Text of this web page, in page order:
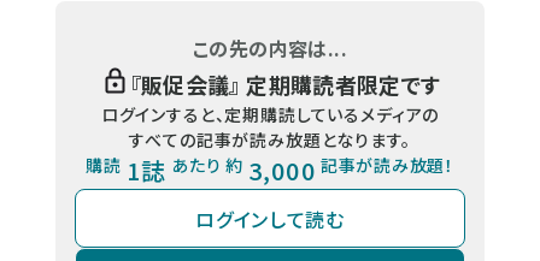
この先の内容は...
『販促会議』 定期購読者限定です
ログインすると、定期購読しているメディアの
すべての記事が読み放題となります。
購読 1誌 あたり 約 3,000 記事が読み放題！
ログインして読む